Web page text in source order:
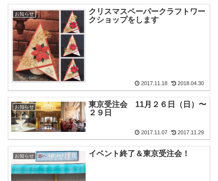
お知らせ
クリスマスペーパークラフトワー
クショップをします
2017.11.18 2018.04.30
お知らせ
東京受注会 11月２６日（日）〜
２９日
2017.11.07 2017.11.29
お知らせ イベント終了＆東京受注会！